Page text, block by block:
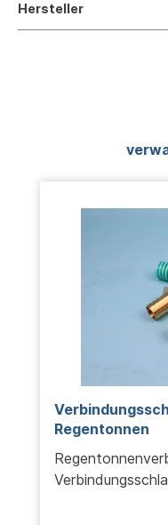
Hersteller
Produktgalerie
Regentonnen